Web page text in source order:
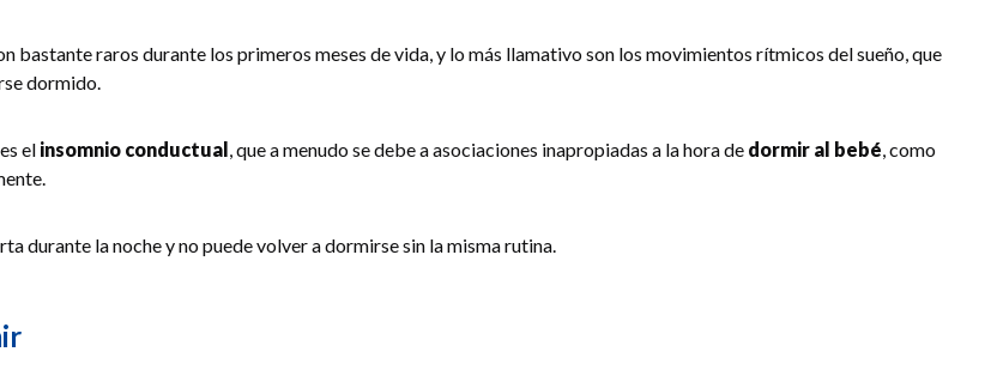
bastante raros durante los primeros meses de vida, y lo más llamativo son los movimientos rítmicos del sueño, que
dormido.
el insomnio conductual , que a menudo se debe a asociaciones inapropiadas a la hora de dormir al bebé, como
durante la noche y no puede volver a dormirse sin la misma rutina.